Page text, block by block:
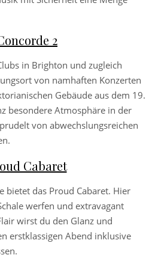
2
in Brighton und zugleich
von namhaften Konzerten
Gebäude aus dem 19.
besondere Atmosphäre in der
von abwechslungsreichen
Cabaret
bietet das Proud Cabaret. Hier
werfen und extravagant
wirst du den Glanz und
erstklassigen Abend inklusive